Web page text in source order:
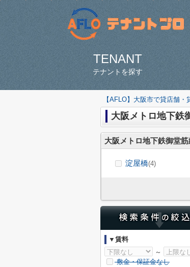
TENANT
テナントを探す
【AFLO】大阪市で貸店舗
大阪メトロ地下鉄
大阪メトロ地下鉄御堂筋
淀屋橋(4)
▼賃料
～
敷金・保証金なし